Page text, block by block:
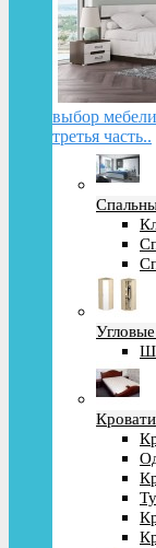
выбор
третья часть..
Кровати